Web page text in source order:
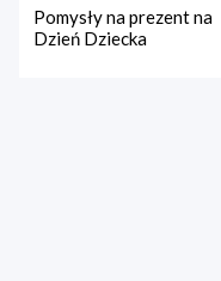
Pomysły na prezent na
Dzień Dziecka